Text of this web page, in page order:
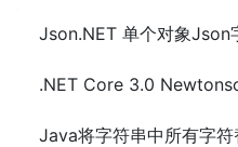
Java将字符串中所有字